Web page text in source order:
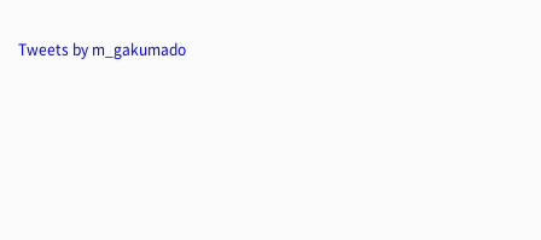
Tweets by m_gakumado